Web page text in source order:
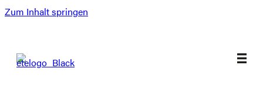
Zum Inhalt springen